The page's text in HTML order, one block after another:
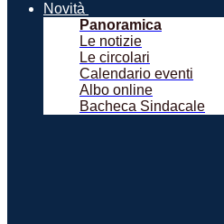
Novità
Panoramica
Le notizie
Le circolari
Calendario eventi
Albo online
Bacheca Sindacale